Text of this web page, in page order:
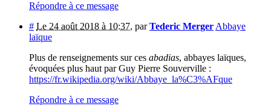
Répondre à ce message
# Le 24 août 2018 à 10:37, parTederic Merger Abbaye
laïque
Plus de renseignements sur ces abadias, abbayes laïques,
évoquées plus haut par Guy Pierre Souverville :
https://fr.wikipedia.org/wiki/Abbaye_la%C3%AFque
Répondre à ce message